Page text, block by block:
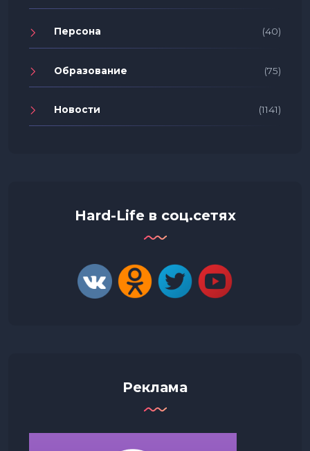
Персона (40)
Образование (75)
Новости (1141)
Hard-Life в соц.сетях
Реклама